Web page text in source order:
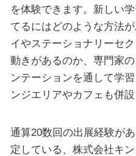
を体験できます。新しい
てるにはどのような方法
イやステーショナリーセ
動きがあるのか、専門家
ンテーションを通して学
ンジエリアやカフェも併設
通算20数回の出展経験が
定している、株式会社キ